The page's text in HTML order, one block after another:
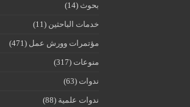
بحوث (14)
خدمات الباحثين (11)
مؤتمرات وورش عمل (471)
منوعات (317)
ندوات (63)
ندوات علمية (88)